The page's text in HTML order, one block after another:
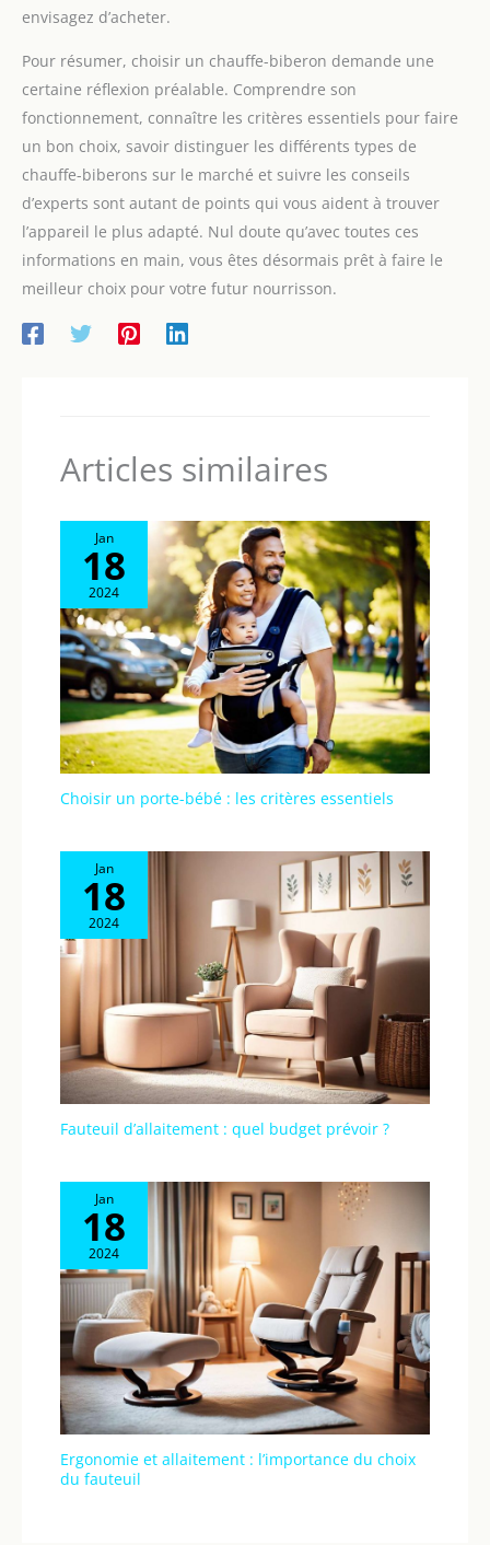
envisagez d’acheter.
Pour résumer, choisir un chauffe-biberon demande une
certaine réflexion préalable. Comprendre son
fonctionnement, connaître les critères essentiels pour faire
un bon choix, savoir distinguer les différents types de
chauffe-biberons sur le marché et suivre les conseils
d’experts sont autant de points qui vous aident à trouver
l’appareil le plus adapté. Nul doute qu’avec toutes ces
informations en main, vous êtes désormais prêt à faire le
meilleur choix pour votre futur nourrisson.
Articles similaires
Jan
18
2024
Choisir un porte-bébé : les critères essentiels
Jan
18
2024
Fauteuil d’allaitement : quel budget prévoir ?
Jan
18
2024
Ergonomie et allaitement : l’importance du choix
du fauteuil